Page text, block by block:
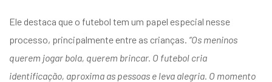
Ele destaca que o futebol tem um papel especial nesse
processo, principalmente entre as crianças. “Os meninos
querem jogar bola, querem brincar. O futebol cria
identificação, aproxima as pessoas e leva alegria. O momento